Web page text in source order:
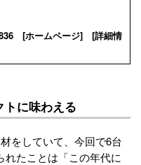
[ホームページ] [詳細情
トに味わえる
をしていて、今回で6台
れたことは「この年代に